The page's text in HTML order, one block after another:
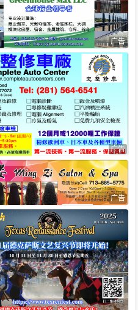
广告
广告
广告